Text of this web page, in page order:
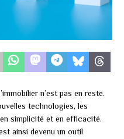
n’est pas en reste.
technologies, les
simplicité et en efficacité.
ainsi devenu un outil